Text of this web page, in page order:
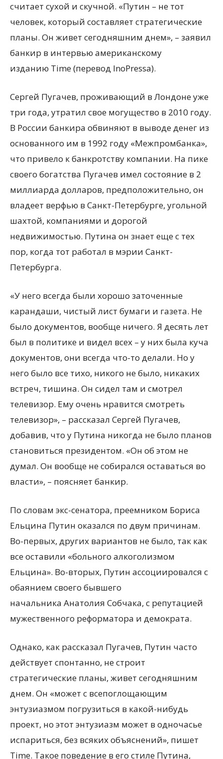
считает сухой и скучной. «Путин – не тот
человек, который составляет стратегические
планы. Он живет сегодняшним днем», – заявил
банкир в интервью американскому
изданию Time (перевод InoPressa).
Сергей Пугачев, проживающий в Лондоне уже
три года, утратил свое могущество в 2010 году.
В России банкира обвиняют в выводе денег из
основанного им в 1992 году «Межпромбанка»,
что привело к банкротству компании. На пике
своего богатства Пугачев имел состояние в 2
миллиарда долларов, предположительно, он
владеет верфью в Санкт-Петербурге, угольной
шахтой, компаниями и дорогой
недвижимостью. Путина он знает еще с тех
пор, когда тот работал в мэрии Санкт-
Петербурга.
«У него всегда были хорошо заточенные
карандаши, чистый лист бумаги и газета. Не
было документов, вообще ничего. Я десять лет
был в политике и видел всех – у них была куча
документов, они всегда что-то делали. Но у
него было все тихо, никого не было, никаких
встреч, тишина. Он сидел там и смотрел
телевизор. Ему очень нравится смотреть
телевизор», – рассказал Сергей Пугачев,
добавив, что у Путина никогда не было планов
становиться президентом. «Он об этом не
думал. Он вообще не собирался оставаться во
власти», – поясняет банкир.
По словам экс-сенатора, преемником Бориса
Ельцина Путин оказался по двум причинам.
Во-первых, других вариантов не было, так как
все оставили «больного алкоголизмом
Ельцина». Во-вторых, Путин ассоциировался с
обаянием своего бывшего
начальника Анатолия Собчака, с репутацией
мужественного реформатора и демократа.
Однако, как рассказал Пугачев, Путин часто
действует спонтанно, не строит
стратегические планы, живет сегодняшним
днем. Он «может с всепоглощающим
энтузиазмом погрузиться в какой-нибудь
проект, но этот энтузиазм может в одночасье
испариться, без всяких объяснений», пишет
Time. Такое поведение в его стиле Путина,